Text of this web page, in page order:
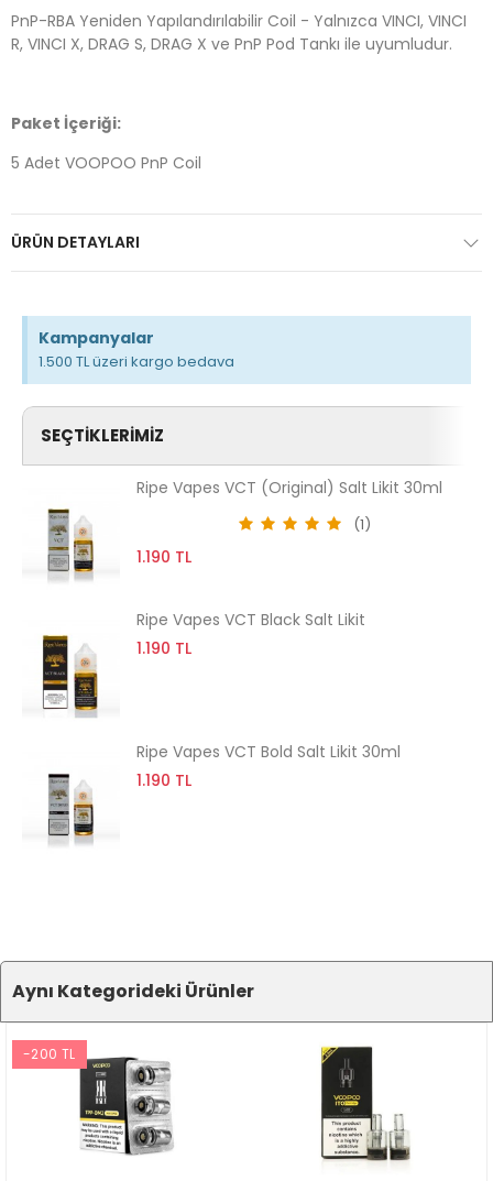
PnP-RBA Yeniden Yapılandırılabilir Coil - Yalnızca VINCI, VINCI
R, VINCI X, DRAG S, DRAG X ve PnP Pod Tankı ile uyumludur.
Paket İçeriği:
5 Adet VOOPOO PnP Coil
ÜRÜN DETAYLARI
Kampanyalar
1.500 TL üzeri kargo bedava
SEÇTIKLERIMIZ
Ripe Vapes VCT (Original) Salt Likit 30ml
(1)
1.190 TL
Ripe Vapes VCT Black Salt Likit
1.190 TL
Ripe Vapes VCT Bold Salt Likit 30ml
1.190 TL
Aynı Kategorideki Ürünler
-200 TL